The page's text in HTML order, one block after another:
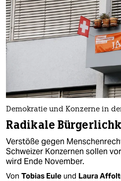
Demokratie und Konzerne in
Radikale
Verstöße gegen
Schweizer Konzernen sollen
wird Ende November.
Von Tobias Eule und Laura